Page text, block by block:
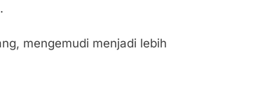
mengemudi menjadi lebih